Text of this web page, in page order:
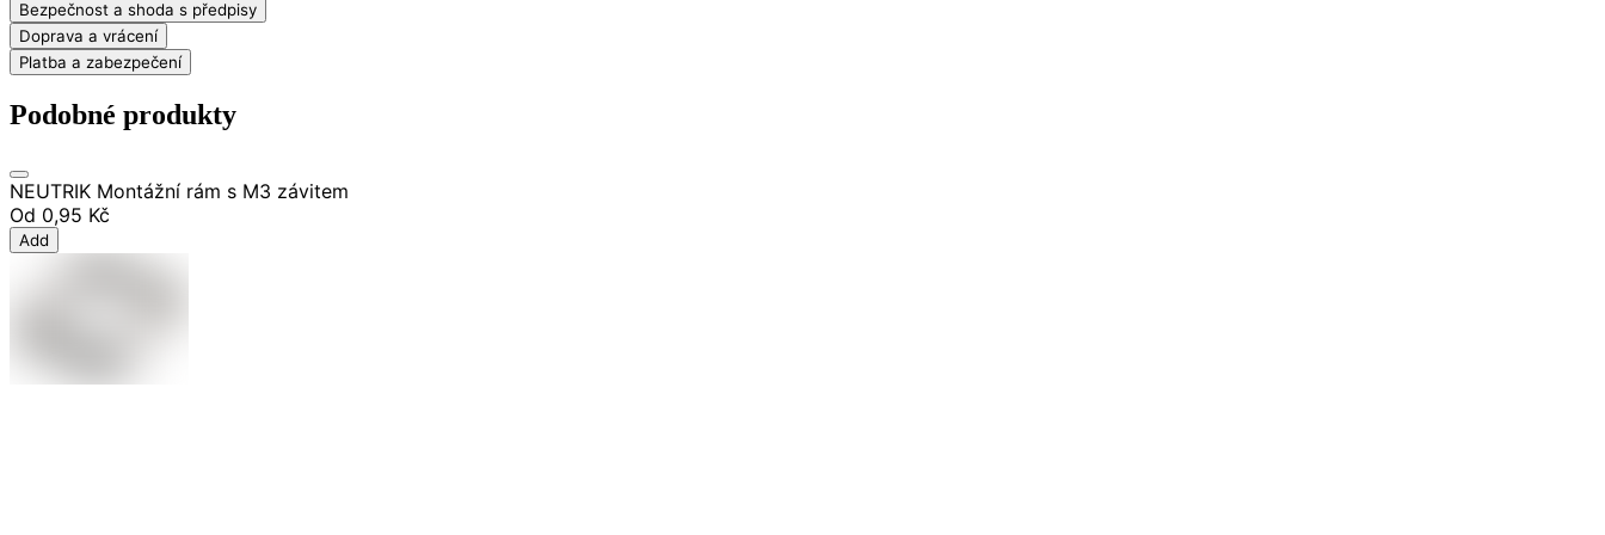
Bezpečnost a shoda s předpisy
Doprava a vrácení
Platba a zabezpečení
Podobné produkty
NEUTRIK Montážní rám s M3 závitem
Od 0,95 Kč
Add